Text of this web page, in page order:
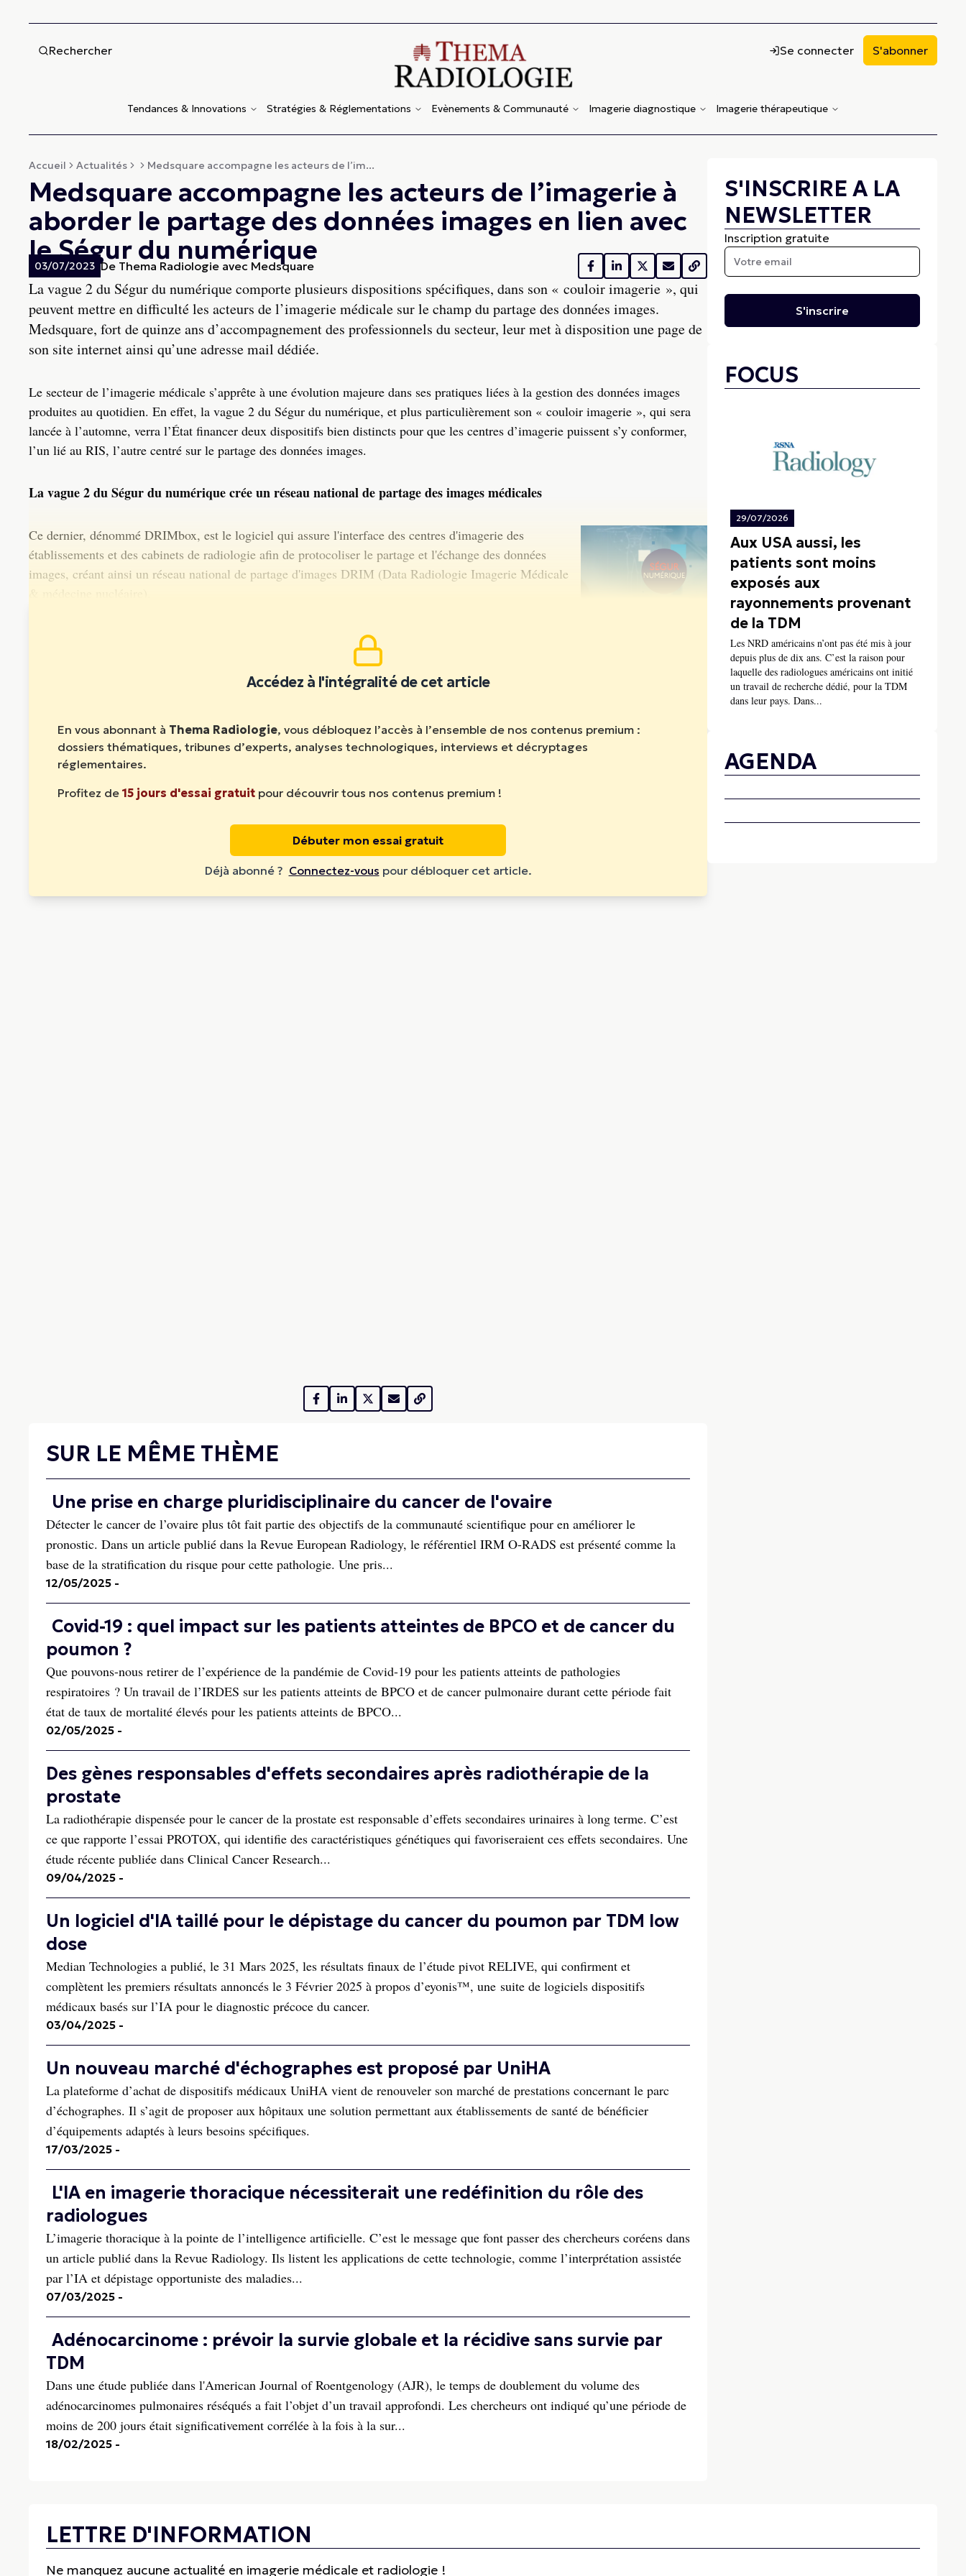
Rechercher Se connecter S'abonner
Tendances & Innovations Stratégies & Réglementations Evènements & Communauté Imagerie diagnostique Imagerie thérapeutique
Accueil Actualités Medsquare accompagne les acteurs de l’im...
Medsquare accompagne les acteurs de l’imagerie à
aborder le partage des données images en lien avec
le Ségur du numérique
03/07/2023 De Thema Radiologie avec Medsquare
La vague 2 du Ségur du numérique comporte plusieurs dispositions spécifiques, dans son « couloir imagerie », qui
peuvent mettre en difficulté les acteurs de l’imagerie médicale sur le champ du partage des données images.
Medsquare, fort de quinze ans d’accompagnement des professionnels du secteur, leur met à disposition une page de
son site internet ainsi qu’une adresse mail dédiée.
Le secteur de l’imagerie médicale s’apprête à une évolution majeure dans ses pratiques liées à la gestion des données images
produites au quotidien. En effet, la vague 2 du Ségur du numérique, et plus particulièrement son « couloir imagerie », qui sera
lancée à l’automne, verra l’État financer deux dispositifs bien distincts pour que les centres d’imagerie puissent s’y conformer,
l’un lié au RIS, l’autre centré sur le partage des données images.
La vague 2 du Ségur du numérique crée un réseau national de partage des images médicales
Ce dernier, dénommé DRIMbox, est le logiciel qui assure l'interface des centres d'imagerie des
établissements et des cabinets de radiologie afin de protocoliser le partage et l'échange des données
images, créant ainsi un réseau national de partage d'images DRIM (Data Radiologie Imagerie Médicale
Accédez à l'intégralité de cet article
En vous abonnant à Thema Radiologie, vous débloquez l’accès à l’ensemble de nos contenus premium :
dossiers thématiques, tribunes d’experts, analyses technologiques, interviews et décryptages
réglementaires.
Profitez de 15 jours d'essai gratuit pour découvrir tous nos contenus premium !
Débuter mon essai gratuit
Déjà abonné ? Connectez-vous pour débloquer cet article.
SUR LE MÊME THÈME
Une prise en charge pluridisciplinaire du cancer de l'ovaire
Détecter le cancer de l’ovaire plus tôt fait partie des objectifs de la communauté scientifique pour en améliorer le
pronostic. Dans un article publié dans la Revue European Radiology, le référentiel IRM O-RADS est présenté comme la
base de la stratification du risque pour cette pathologie. Une pris...
12/05/2025 -
Covid-19 : quel impact sur les patients atteintes de BPCO et de cancer du
poumon ?
Que pouvons-nous retirer de l’expérience de la pandémie de Covid-19 pour les patients atteints de pathologies
respiratoires ? Un travail de l’IRDES sur les patients atteints de BPCO et de cancer pulmonaire durant cette période fait
état de taux de mortalité élevés pour les patients atteints de BPCO...
02/05/2025 -
Des gènes responsables d'effets secondaires après radiothérapie de la
prostate
La radiothérapie dispensée pour le cancer de la prostate est responsable d’effets secondaires urinaires à long terme. C’est
ce que rapporte l’essai PROTOX, qui identifie des caractéristiques génétiques qui favoriseraient ces effets secondaires. Une
étude récente publiée dans Clinical Cancer Research...
09/04/2025 -
Un logiciel d'IA taillé pour le dépistage du cancer du poumon par TDM low
dose
Median Technologies a publié, le 31 Mars 2025, les résultats finaux de l’étude pivot RELIVE, qui confirment et
complètent les premiers résultats annoncés le 3 Février 2025 à propos d’eyonis™, une suite de logiciels dispositifs
médicaux basés sur l’IA pour le diagnostic précoce du cancer.
03/04/2025 -
Un nouveau marché d'échographes est proposé par UniHA
La plateforme d’achat de dispositifs médicaux UniHA vient de renouveler son marché de prestations concernant le parc
d’échographes. Il s’agit de proposer aux hôpitaux une solution permettant aux établissements de santé de bénéficier
d’équipements adaptés à leurs besoins spécifiques.
17/03/2025 -
L'IA en imagerie thoracique nécessiterait une redéfinition du rôle des
radiologues
L’imagerie thoracique à la pointe de l’intelligence artificielle. C’est le message que font passer des chercheurs coréens dans
un article publié dans la Revue Radiology. Ils listent les applications de cette technologie, comme l’interprétation assistée
par l’IA et dépistage opportuniste des maladies...
07/03/2025 -
Adénocarcinome : prévoir la survie globale et la récidive sans survie par
TDM
Dans une étude publiée dans l'American Journal of Roentgenology (AJR), le temps de doublement du volume des
adénocarcinomes pulmonaires réséqués a fait l’objet d’un travail approfondi. Les chercheurs ont indiqué qu’une période de
moins de 200 jours était significativement corrélée à la fois à la sur...
18/02/2025 -
S'INSCRIRE A LA
NEWSLETTER
Inscription gratuite
S'inscrire
FOCUS
29/07/2026
Aux USA aussi, les
patients sont moins
exposés aux
rayonnements provenant
de la TDM
Les NRD américains n’ont pas été mis à jour
depuis plus de dix ans. C’est la raison pour
laquelle des radiologues américains ont initié
un travail de recherche dédié, pour la TDM
dans leur pays. Dans...
AGENDA
LETTRE D'INFORMATION
Ne manquez aucune actualité en imagerie médicale et radiologie !